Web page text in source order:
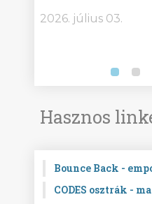
2026. július 03.
Hasznos
Bounce Back -
CODES osztrák -